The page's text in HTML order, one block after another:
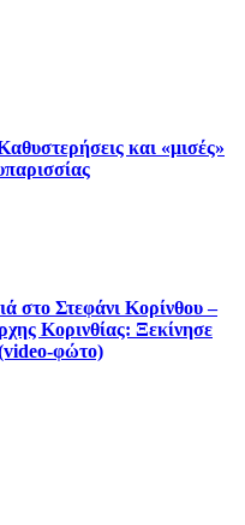
και «μισές»
στο Στεφάνι Κορίνθου –
Κορινθίας: Ξεκίνησε
φώτο)